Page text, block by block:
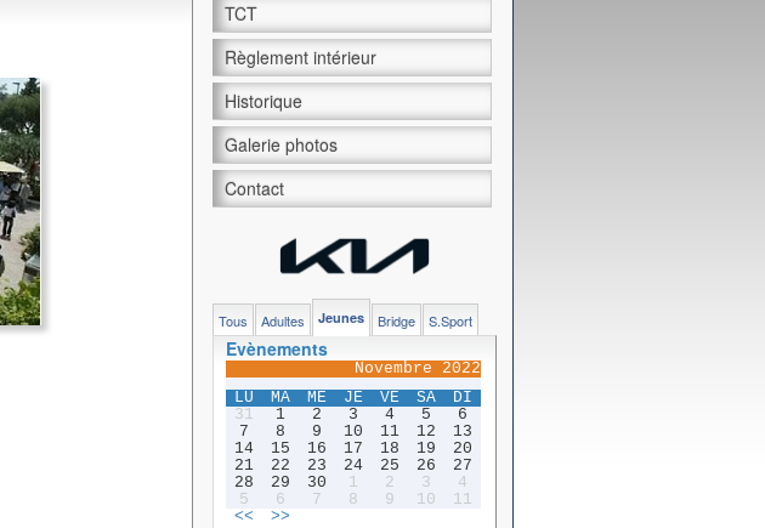
TCT
Règlement intérieur
Historique
Galerie photos
Contact
Tous Adultes Jeunes Bridge S.Sport
Evènements
Novembre 2022
LU
MA ME JE VE SA
DI
31
1 2 3 4 5
6
7
8 9 10 11 12
13
14
15 16 17 18 19
20
21
22 23 24 25 26
27
28
29 30 1 2 3
4
5
6 7 8 9 10
11
<<
>>